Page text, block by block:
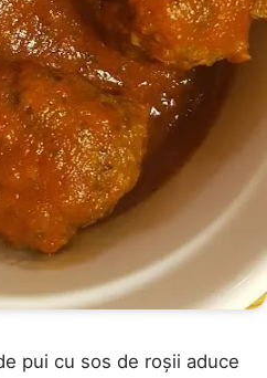
pui cu sos de roșii aduce